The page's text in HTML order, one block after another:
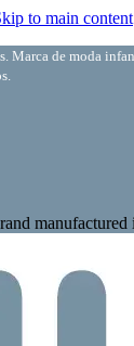
to main content
Marca de moda
manufactured